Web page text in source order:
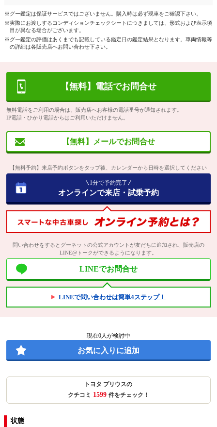
※グー鑑定は保証サービスではございません。購入時は必ず現車をご確認下さい。
※実際にお渡しするコンディションチェックシートにつきましては、形式および表示項
目が異なる場合がございます。
※グー鑑定の評価はあくまでも記載している鑑定日の鑑定結果となります。車両情報等
の詳細は各販売店へお問い合わせ下さい。
【無料】電話でお問合せ
無料電話をご利用の場合は、販売店へお客様の電話番号が通知されます。
IP電話・ひかり電話からはご利用いただけません。
【無料】メールでお問合せ
【無料予約】来店予約ボタンをタップ後、カレンダーから日時を選択してください
1分で予約完了
オンラインで来店・試乗予約
問い合わせをするとグーネットの公式アカウントが友だちに追加され、販売店の
LINE@トークができるようになります。
LINEでお問合せ
LINEで問い合わせは簡単4ステップ！
現在0人が検討中
お気に入りに追加
トヨタ プリウスの
クチコミ 1599 件をチェック！
状態